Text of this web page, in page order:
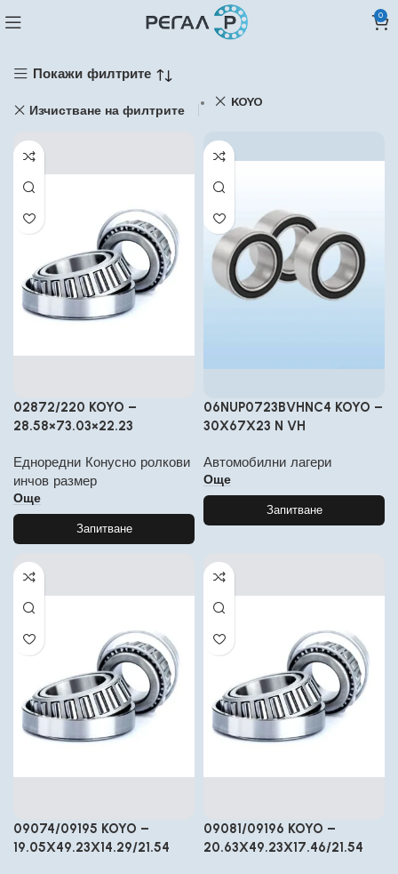
0
Покажи филтрите
Изчистване на филтрите
KOYO
02872/220 KOYO –
28.58×73.03×22.23
Едноредни Конусно ролкови
инчов размер
Още
Запитване
06NUP0723BVHNC4 KOYO –
30X67X23 N VH
Автомобилни лагери
Още
Запитване
09074/09195 KOYO –
19.05X49.23X14.29/21.54
09081/09196 KOYO –
20.63X49.23X17.46/21.54